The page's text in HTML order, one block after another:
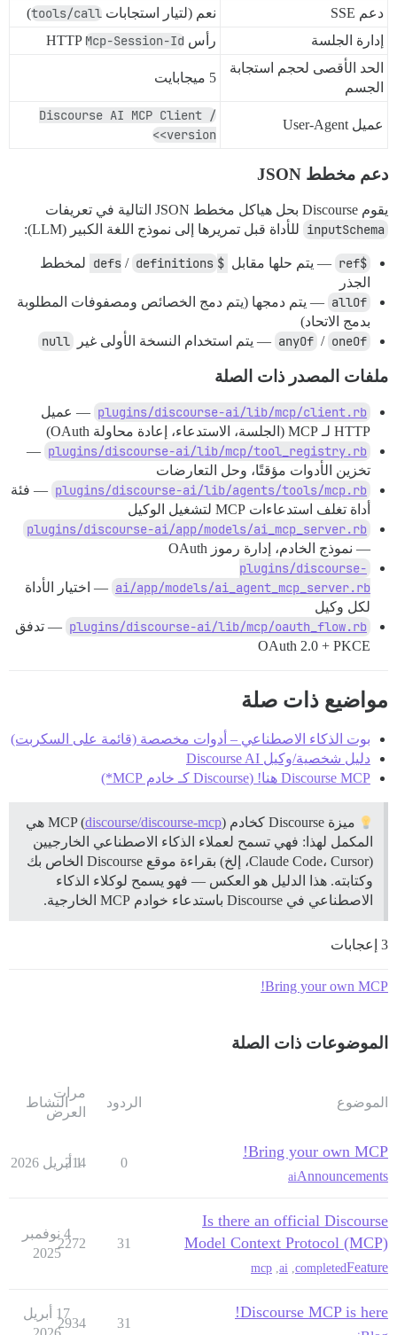
دعم SSE
نعم (لتيار استجابات tools/call
)
إدارة الجلسة
رأس HTTP Mcp-Session-Id
الحد الأقصى لحجم استجابة
الجسم
5 ميجابايت
عميل User-Agent
Discourse AI MCP Client /
<version>
دعم مخطط JSON
يقوم Discourse بحل هياكل مخطط JSON التالية في تعريفات
inputSchema للأداة قبل تمريرها إلى نموذج اللغة الكبير (LLM):
$ref — يتم حلها مقابل $defs
/ definitions
لمخطط
الجذر
allOf — يتم دمجها (يتم دمج الخصائص ومصفوفات المطلوبة
بدمج الاتحاد)
anyOf / oneOf — يتم استخدام النسخة الأولى غير null
ملفات المصدر ذات الصلة
plugins/discourse-ai/lib/mcp/client.rb — عميل
HTTP لـ MCP (الجلسة، الاستدعاء، إعادة محاولة OAuth)
plugins/discourse-ai/lib/mcp/tool_registry.rb
—
تخزين الأدوات مؤقتًا، وحل التعارضات
plugins/discourse-ai/lib/agents/tools/mcp.rb — فئة
أداة تغلف استدعاءات MCP لتشغيل الوكيل
plugins/discourse-ai/app/models/ai_mcp_server.rb
— نموذج الخادم، إدارة رموز OAuth
plugins/discourse-
ai/app/models/ai_agent_mcp_server.rb — اختيار الأداة
لكل وكيل
plugins/discourse-ai/lib/mcp/oauth_flow.rb — تدفق
OAuth 2.0 + PKCE
مواضيع ذات صلة
بوت الذكاء الاصطناعي – أدوات مخصصة (قائمة على السكربت)
دليل شخصية/وكيل Discourse AI
Discourse MCP هنا! (Discourse كـ خادم MCP*)
ميزة Discourse كخادم MCP ( discourse/discourse-mcp
) هي
المكمل لهذا: فهي تسمح لعملاء الذكاء الاصطناعي الخارجيين
(Claude Code، Cursor، إلخ) بقراءة موقع Discourse الخاص بك
وكتابته. هذا الدليل هو العكس — فهو يسمح لوكلاء الذكاء
الاصطناعي في Discourse باستدعاء خوادم MCP الخارجية.
3 إعجابات
Bring your own MCP!
الموضوعات ذات الصلة
الموضوع الردود
مرات
العرض
النشاط
Bring your own MCP!
Announcements
ai
0
214
1 أبريل 2026
Is there an official Discourse
Model Context Protocol (MCP)
Feature
completed
ai
mcp
31
2272
4 نوفمبر
2025
Discourse MCP is here!
31
2934
17 أبريل